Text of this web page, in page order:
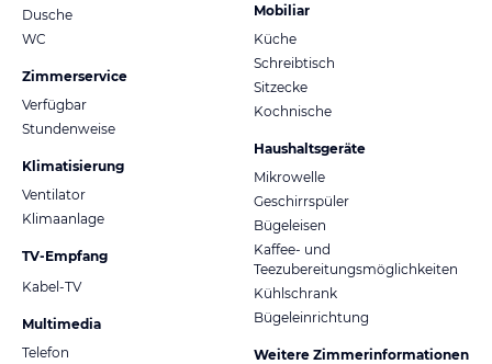
Dusche
WC
Zimmerservice
Verfügbar
Stundenweise
Klimatisierung
Ventilator
Klimaanlage
TV-Empfang
Kabel-TV
Multimedia
Telefon
Mobiliar
Küche
Schreibtisch
Sitzecke
Kochnische
Haushaltsgeräte
Mikrowelle
Geschirrspüler
Bügeleisen
Kaffee- und
Teezubereitungsmöglichkeiten
Kühlschrank
Bügeleinrichtung
Weitere Zimmerinformationen